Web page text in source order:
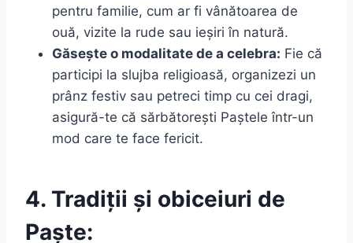
pentru familie, cum ar fi vânătoarea de
ouă, vizite la rude sau ieșiri în natură.
Găsește o modalitate de a celebra: Fie că
participi la slujba religioasă, organizezi un
prânz festiv sau petreci timp cu cei dragi,
asigură-te că sărbătorești Paștele într-un
mod care te face fericit.
4. Tradiții și obiceiuri de
Paște: